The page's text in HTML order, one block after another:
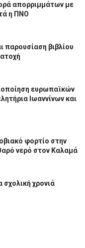
απορριμμάτων με
η ΠΝΟ
παρουσίαση βιβλίου
ευρωπαϊκών
Ιωαννίνων και
φορτίο στην
νερό στον Καλαμά
σχολική χρονιά